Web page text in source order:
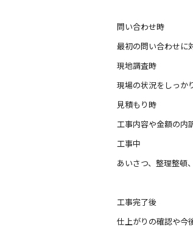
問い合わせ時
最初の問い合わせに
現地調査時
現場の状況をしっか
見積もり時
工事内容や金額の内
工事中
あいさつ、整理整頓
工事完了後
仕上がりの確認や今